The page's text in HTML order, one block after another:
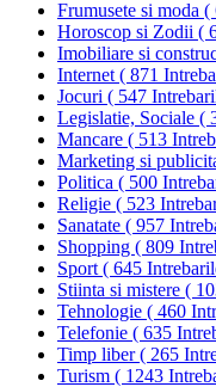
Frumusete si moda (
Horoscop si Zodii (
Imobiliare si
Internet ( 871
Jocuri ( 547
Legislatie, Sociale (
Mancare ( 513
Marketing si
Politica ( 500
Religie ( 523
Sanatate ( 957
Shopping ( 809
Sport ( 645
Stiinta si mistere (
Tehnologie ( 460
Telefonie ( 635
Timp liber( 265
Turism ( 1243